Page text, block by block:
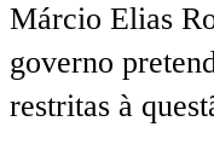
Márcio Elias
governo
restritas à